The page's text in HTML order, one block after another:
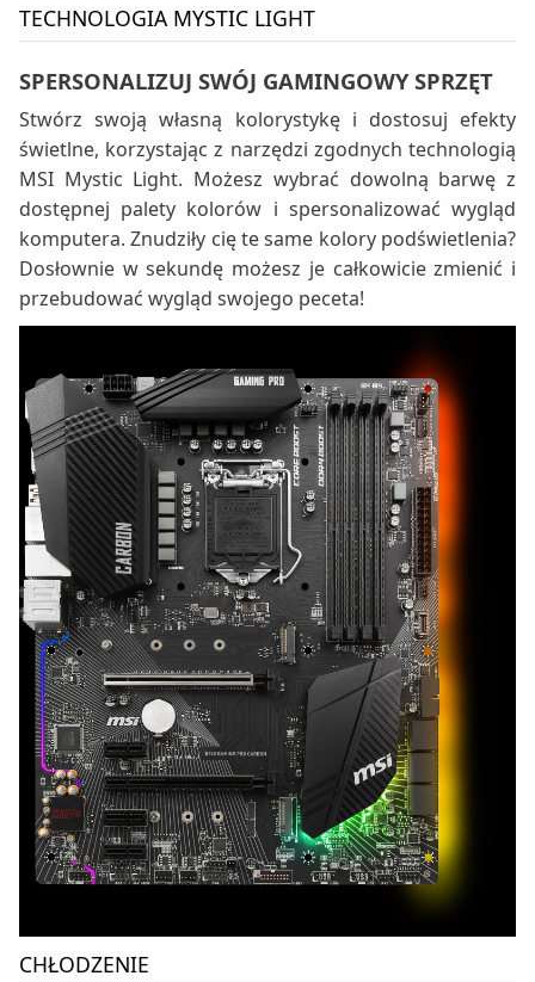
TECHNOLOGIA MYSTIC LIGHT
SPERSONALIZUJ SWÓJ GAMINGOWY SPRZĘT
Stwórz swoją własną kolorystykę i dostosuj efekty
świetlne, korzystając z narzędzi zgodnych technologią
MSI Mystic Light. Możesz wybrać dowolną barwę z
dostępnej palety kolorów i spersonalizować wygląd
komputera. Znudziły cię te same kolory podświetlenia?
Dosłownie w sekundę możesz je całkowicie zmienić i
przebudować wygląd swojego peceta!
CHŁODZENIE